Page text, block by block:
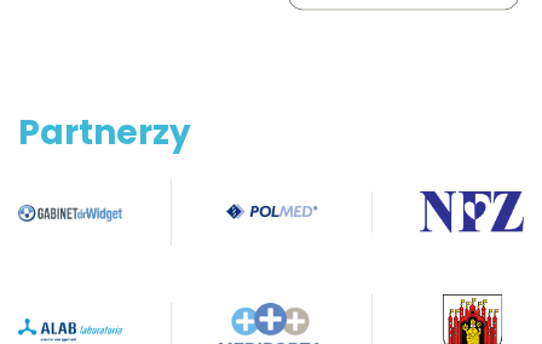
Partnerzy